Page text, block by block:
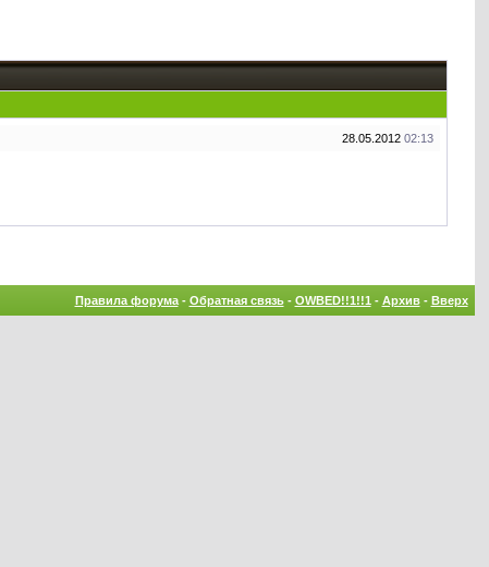
28.05.2012 02:13
Правила форума- Обратная связь- OWBED!!1!!1 - Архив- Вверх